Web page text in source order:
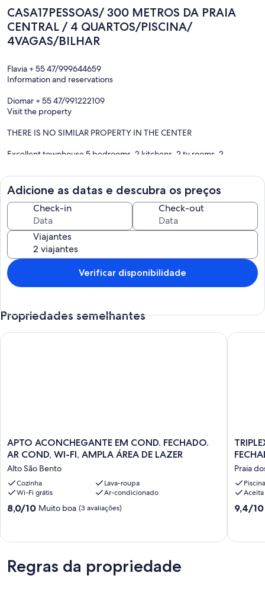
CASA17PESSOAS/ 300 METROS DA PRAIA
CENTRAL / 4 QUARTOS/PISCINA/
4VAGAS/BILHAR
Flavia + 55 47/999644659
Information and reservations
Diomar + 55 47/991222109
Visit the property
THERE IS NO SIMILAR PROPERTY IN THE CENTER
Excellent townhouse 5 bedrooms, 2 kitchens, 2 tv rooms, 2
spaces (2 small cars), 120 meters from the boardwalk, 250 meters
from the central beach , near restaurants, cafes, pizzeria,
pharmacies, shops, camelodrome, and 400 meters from the Atlantic
shopping mall, great for families and groups of friends, quiet street
without bustle.
Adicione as datas e descubra os preços
Check-in Check-out
Viajantes
Verificar disponibilidade
Propriedades semelhantes
APTO
ACONCHEGANTE
COND.
FECHADO.
AR
COND,
WI-
DE
LAZER
APTO ACONCHEGANTE EM COND. FECHADO.
AR COND, WI-FI, AMPLA ÁREA DE LAZER
Alto São Bento
Cozinha
Lava-roupa
Wi-Fi grátis
Ar-condicionado
8.0
Muito
(3
avaliações)
8,0/10 Muito boa (3 avaliações)
APTO ACONCHEGANTE EM COND. FECHADO. AR COND,
dos
Amores
Praia
Piscina
9.4
9,4/10
Regras da propriedade